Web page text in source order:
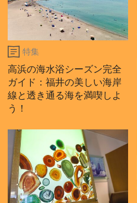
特集
高浜の海水浴シーズン完全
ガイド：福井の美しい海岸
線と透き通る海を満喫しよ
う！